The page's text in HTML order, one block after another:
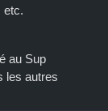
etc.
au Sup
les autres